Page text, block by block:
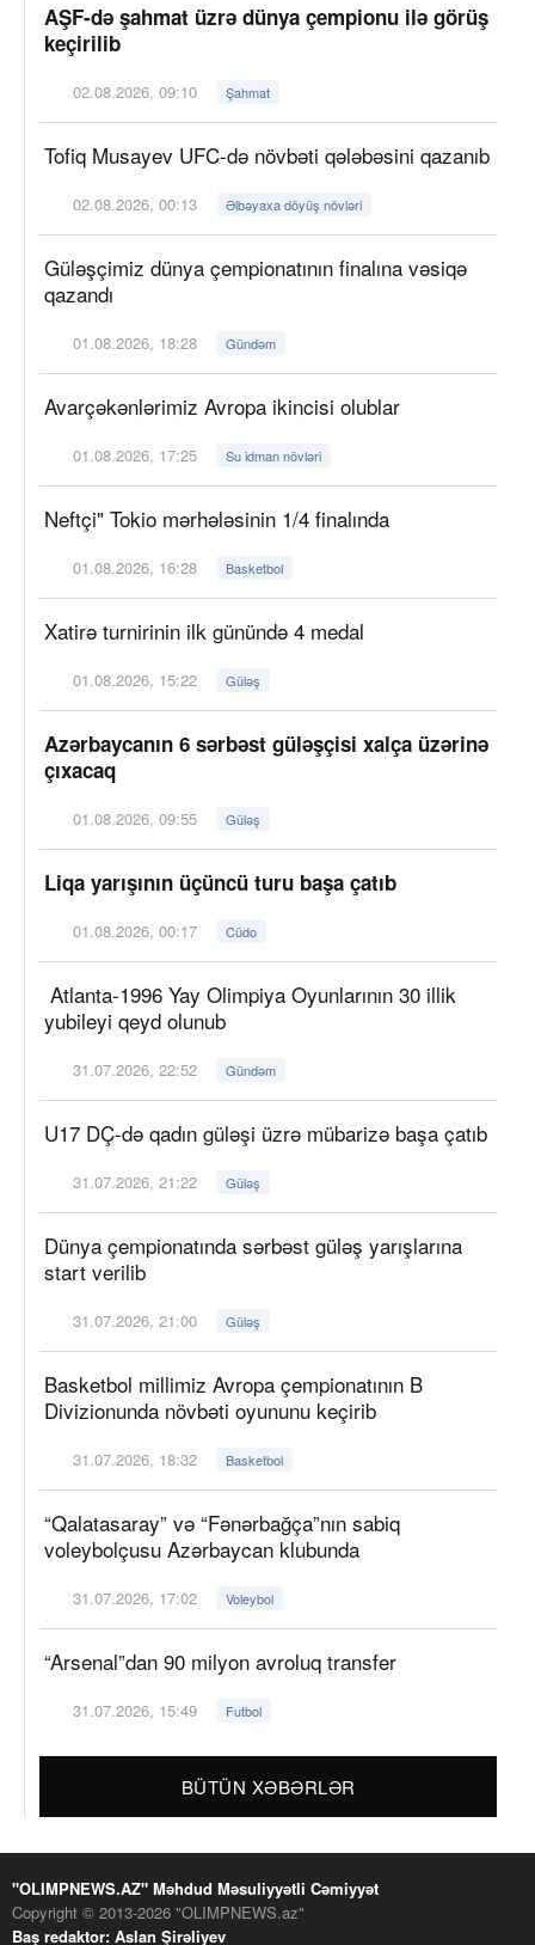
AŞF-də şahmat üzrə dünya çempionu ilə görüş
keçirilib
02.08.2026, 09:10 Şahmat
Tofiq Musayev UFC-də növbəti qələbəsini qazanıb
02.08.2026, 00:13 Əlbəyaxa döyüş növləri
Güləşçimiz dünya çempionatının finalına vəsiqə
qazandı
01.08.2026, 18:28 Gündəm
Avarçəkənlərimiz Avropa ikincisi olublar
01.08.2026, 17:25 Su idman növləri
Neftçi" Tokio mərhələsinin 1/4 finalında
01.08.2026, 16:28 Basketbol
Xatirə turnirinin ilk günündə 4 medal
01.08.2026, 15:22 Güləş
Azərbaycanın 6 sərbəst güləşçisi xalça üzərinə
çıxacaq
01.08.2026, 09:55 Güləş
Liqa yarışının üçüncü turu başa çatıb
01.08.2026, 00:17 Cüdo
Atlanta-1996 Yay Olimpiya Oyunlarının 30 illik
yubileyi qeyd olunub
31.07.2026, 22:52 Gündəm
U17 DÇ-də qadın güləşi üzrə mübarizə başa çatıb
31.07.2026, 21:22 Güləş
Dünya çempionatında sərbəst güləş yarışlarına
start verilib
31.07.2026, 21:00 Güləş
Basketbol millimiz Avropa çempionatının B
Divizionunda növbəti oyununu keçirib
31.07.2026, 18:32 Basketbol
“Qalatasaray” və “Fənərbağça”nın sabiq
voleybolçusu Azərbaycan klubunda
31.07.2026, 17:02 Voleybol
“Arsenal”dan 90 milyon avroluq transfer
31.07.2026, 15:49 Futbol
BÜTÜN XƏBƏRLƏR
"OLIMPNEWS.AZ" Məhdud Məsuliyyətli Cəmiyyət
Copyright © 2013-2026 "OLIMPNEWS.az"
Baş redaktor: Aslan Şirəliyev